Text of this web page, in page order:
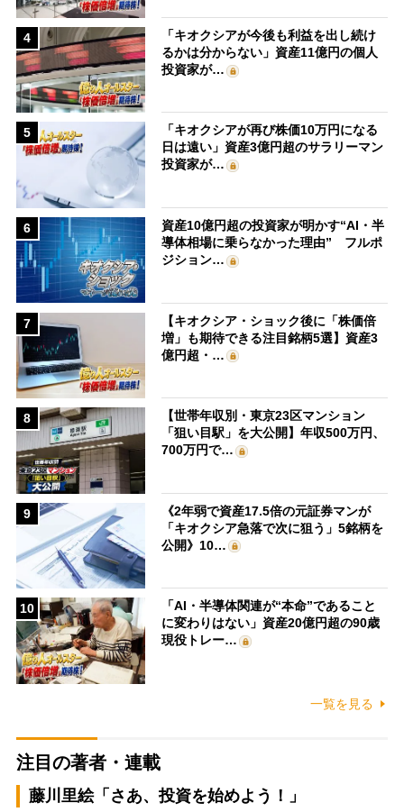
4
「キオクシアが今後も利益を出し続け
るかは分からない」資産11億円の個人
投資家が…
5
「キオクシアが再び株価10万円になる
日は遠い」資産3億円超のサラリーマン
投資家が…
6
資産10億円超の投資家が明かす“AI・半
導体相場に乗らなかった理由” フルポ
ジション…
7
【キオクシア・ショック後に「株価倍
増」も期待できる注目銘柄5選】資産3
億円超・…
8
【世帯年収別・東京23区マンション
「狙い目駅」を大公開】年収500万円、
700万円で…
9
《2年弱で資産17.5倍の元証券マンが
「キオクシア急落で次に狙う」5銘柄を
公開》10…
10
「AI・半導体関連が“本命”であること
に変わりはない」資産20億円超の90歳
現役トレー…
一覧を見る
注目の著者・連載
藤川里絵「さあ、投資を始めよう！」